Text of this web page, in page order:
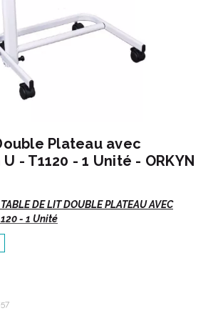
Plateau avec
- T1120 - 1 Unité - ORKYN
DE LIT DOUBLE PLATEAU AVEC
- 1 Unité